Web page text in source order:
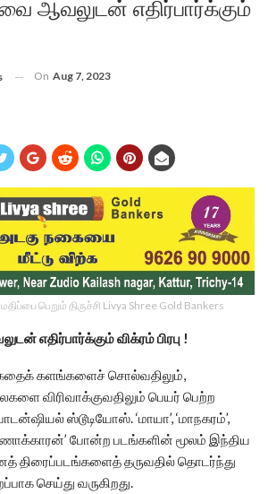
வை ஆவலுடன் எதிர்பார்க்கும்
On Aug 7, 2023
பெறும் திருச்சி Livya Shree Gold Bankers
எதிர்பார்க்கும் விக்ரம் பிரபு !
களங்களைச் சொல்வதிலும்,
விரிவாக்குவதிலும் பெயர் பெற்ற
ஸ்டூடியோஸ். ‘மாயா’, ‘மாநகரம்’,
போன்ற படங்களின் மூலம் இந்திய
திரைப்படங்களைத் தருவதில் தொடர்ந்து
செய்து வருகிறது.